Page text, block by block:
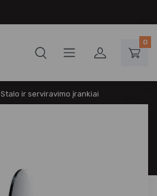
0
Stalo ir serviravimo įrankiai